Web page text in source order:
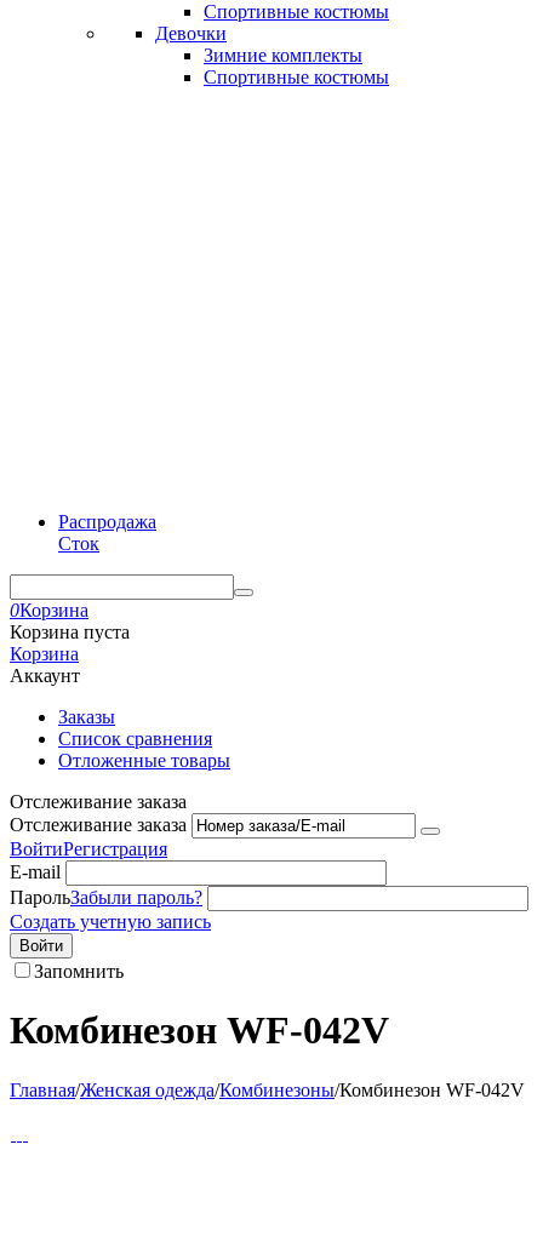
Спортивные костюмы
Девочки
Зимние комплекты
Спортивные костюмы
Распродажа
Сток
0Корзина
Корзина пуста
Корзина
Аккаунт
Заказы
Список сравнения
Отложенные товары
Отслеживание заказа
Отслеживание заказа
ВойтиРегистрация
E-mail
ПарольЗабыли пароль?
Создать учетную запись
Войти
Запомнить
Комбинезон WF-042V
Главная/Женская одежда/Комбинезоны/Комбинезон WF-042V